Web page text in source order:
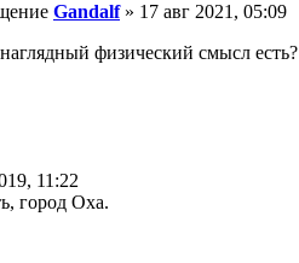
Gandalf» 17 авг 2021, 05:09
физический смысл есть?
11:22
город Оха.